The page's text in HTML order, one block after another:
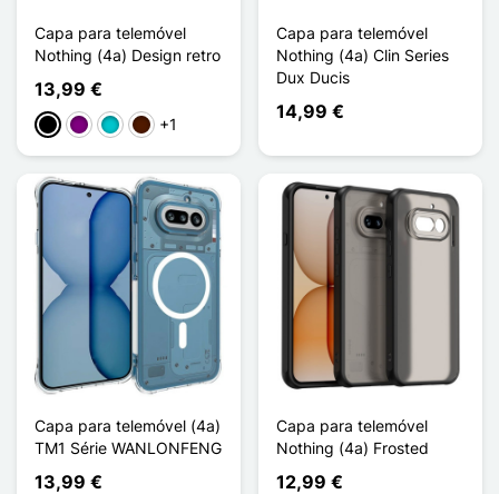
Capa para telemóvel
Nothing (4a) Design retro
13,99 €
PretoPúrpuraTurquesaCastanho escuro
+1
Capa para telemóvel
Nothing (4a) Clin Series
Dux Ducis
14,99 €
Capa para telemóvel (4a)
TM1 Série WANLONFENG
13,99 €
Capa para telemóvel
Nothing (4a) Frosted
12,99 €